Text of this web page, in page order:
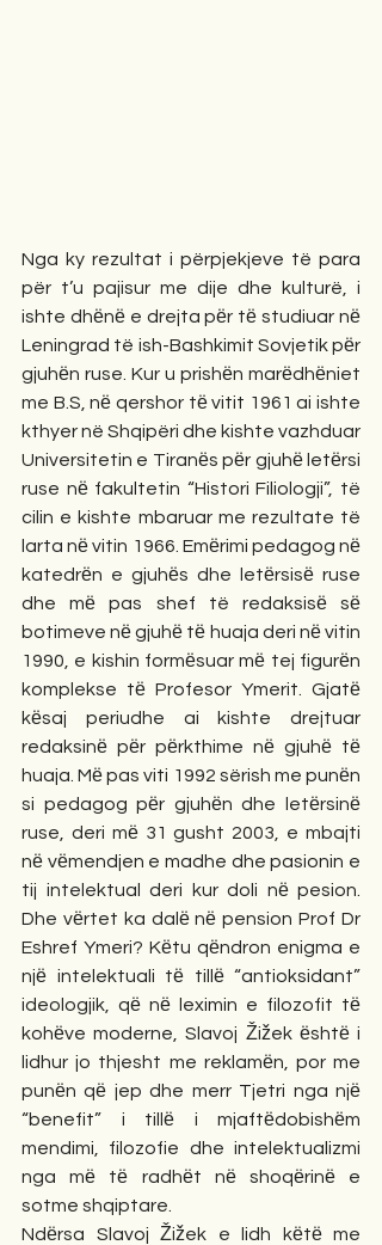
Nga ky rezultat i përpjekjeve të para
për t’u pajisur me dije dhe kulturë, i
ishte dhёnё e drejta pёr tё studiuar nё
Leningrad të ish-Bashkimit Sovjetik pёr
gjuhёn ruse. Kur u prishёn marёdhёniet
me B.S, nё qershor tё vitit 1961 ai ishte
kthyer në Shqipëri dhe kishte vazhduar
Universitetin e Tiranёs pёr gjuhё letёrsi
ruse nё fakultetin “Histori Filiologji”, të
cilin e kishte mbaruar me rezultate të
larta nё vitin 1966. Emёrimi pedagog nё
katedrёn e gjuhёs dhe letёrsisё ruse
dhe mё pas shef të redaksisё sё
botimeve nё gjuhё tё huaja deri nё vitin
1990, e kishin formёsuar mё tej figurёn
komplekse tё Profesor Ymerit. Gjatё
kёsaj periudhe ai kishte drejtuar
redaksinё pёr pёrkthime nё gjuhё tё
huaja. Mё pas viti 1992 sërish me punёn
si pedagog pёr gjuhёn dhe letёrsinё
ruse, deri mё 31 gusht 2003, e mbajti
nё vёmendjen e madhe dhe pasionin e
tij intelektual deri kur doli nё pesion.
Dhe vёrtet ka dalё nё pension Prof Dr
Eshref Ymeri? Kёtu qёndron enigma e
njё intelektuali tё tillё “antioksidant”
ideologjik, qё nё leximin e filozofit tё
kohёve moderne, Slavoj Žižek ёshtё i
lidhur jo thjesht me reklamёn, por me
punёn qё jep dhe merr Tjetri nga njё
“benefit” i tillё i mjaftёdobishёm
mendimi, filozofie dhe intelektualizmi
nga mё tё radhёt nё shoqёrinё e
sotme shqiptare.
Ndёrsa Slavoj Žižek e lidh kёtё me